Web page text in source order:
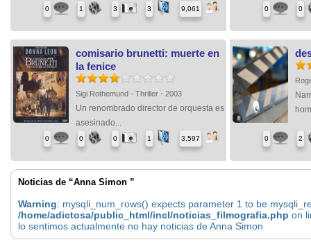
0 1 3 3 9,061 0 0
comisario brunetti: muerte en
la fenice
Sigi Rothemund - Thriller - 2003
Un renombrado director de orquesta es
asesinado...
0 0 0 1 3,597 0 2
Noticias de “Anna Simon ”
Warning: mysqli_num_rows() expects parameter 1 to be
/home/adictosa/public_html/incl/noticias_filmografia.php on
lo sentimos actualmente no hay noticias de Anna Simon